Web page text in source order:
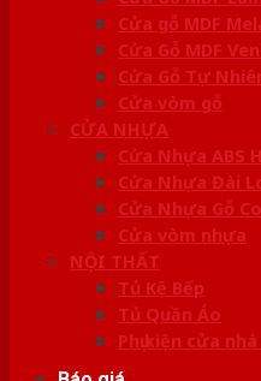
Cửa gỗ MDF
Cửa Gỗ MDF
Cửa Gỗ Tự
Cửa vòm gỗ
CỬA NHỰA
Cửa Nhựa ABS
Cửa Nhựa Đài
Cửa Nhựa Gỗ
Cửa vòm nhựa
NỘI THẤT
Tủ Kệ Bếp
Tủ Quần Áo
Phụ kiện cửa